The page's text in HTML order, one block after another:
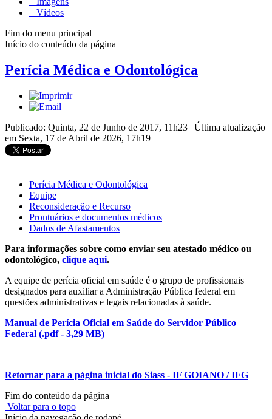
Vídeos
Fim do menu principal
Início do conteúdo da página
Perícia Médica e Odontológica
Publicado: Quinta, 22 de Junho de 2017, 11h23 | Última atualização
em Sexta, 17 de Abril de 2026, 17h19
Perícia Médica e Odontológica
Equipe
Reconsideração e Recurso
Prontuários e documentos médicos
Dados de Afastamentos
Para informações sobre como enviar seu atestado médico ou
odontológico, clique aqui.
A equipe de perícia oficial em saúde é o grupo de profissionais
designados para auxiliar a Administração Pública federal em
questões administrativas e legais relacionadas à saúde.
Manual de Perícia Oficial em Saúde do Servidor Público
Federal (.pdf - 3,29 MB)
Retornar para a página inicial do Siass - IF GOIANO / IFG
Fim do conteúdo da página
Voltar para o topo